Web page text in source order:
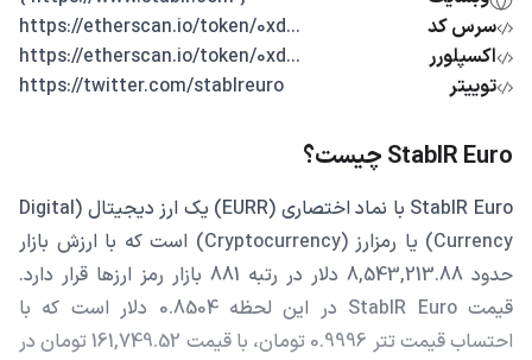
سرس کد
...https://etherscan.io/token/0xd
اکسپلورر
...https://etherscan.io/token/0xd
توییتر
https://twitter.com/stablreuro
StablR Euro چیست؟
StablR Euro با نماد اختصاری (EURR) یک ارز دیجیتال (Digital
Currency) یا رمزارز (Cryptocurrency) است که با ارزش بازار
حدود 8,543,213.88 دلار در رتبه 881 بازار رمز ارزها قرار دارد.
قیمت StablR Euro در این لحظه 0.8504 دلار است که با
احتساب قیمت تتر 0.9996 تومان، با قیمت 161,749.52 تومان در